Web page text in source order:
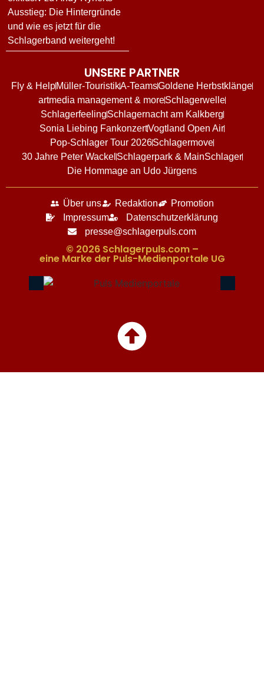
Ausstieg: Die Hintergründe
und wie es jetzt für die
Schlagerband weitergeht!
UNSERE PARTNER
Fly & HelpMüller-TouristikA-TeamsGoldene Herbstklänge
artmedia management & moreSchlagerwelle
SchlagerfeelingSchlagernacht am Kalkberg
Sonia Liebing FankonzertVogtland Open Air
Pop-Schlager Tour 2026Schlagermove
30 Jahre Peter Wackel Schlagerpark & MainSchlager
Die Hommage an Udo Jürgens
Über uns Redaktion
Promotion
Impressum
Datenschutzerklärung
presse@schlagerpuls.com
© 2026 Schlagerpuls.com –
eine Marke der Puls-Medienportale UG​